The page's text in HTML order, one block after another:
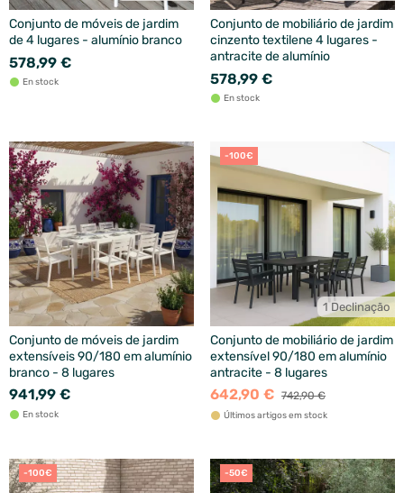
Conjunto de móveis de jardim
de 4 lugares - alumínio branco
578,99 €
En stock
Conjunto de mobiliário de jardim
cinzento textilene 4 lugares -
antracite de alumínio
578,99 €
En stock
Conjunto de móveis de jardim
extensíveis 90/180 em alumínio
branco - 8 lugares
941,99 €
En stock
-100€
1 Declinação
Conjunto de mobiliário de jardim
extensível 90/180 em alumínio
antracite - 8 lugares
642,90 € 742,90 €
Últimos artigos em stock
-100€ -50€